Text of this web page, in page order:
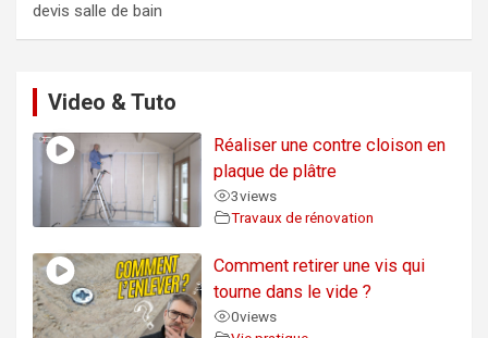
devis salle de bain
Video & Tuto
Réaliser une contre cloison en
plaque de plâtre
3views
Travaux de rénovation
Comment retirer une vis qui
tourne dans le vide ?
0views